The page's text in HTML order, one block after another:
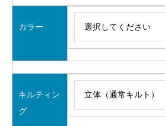
カラー
キルティン
グ